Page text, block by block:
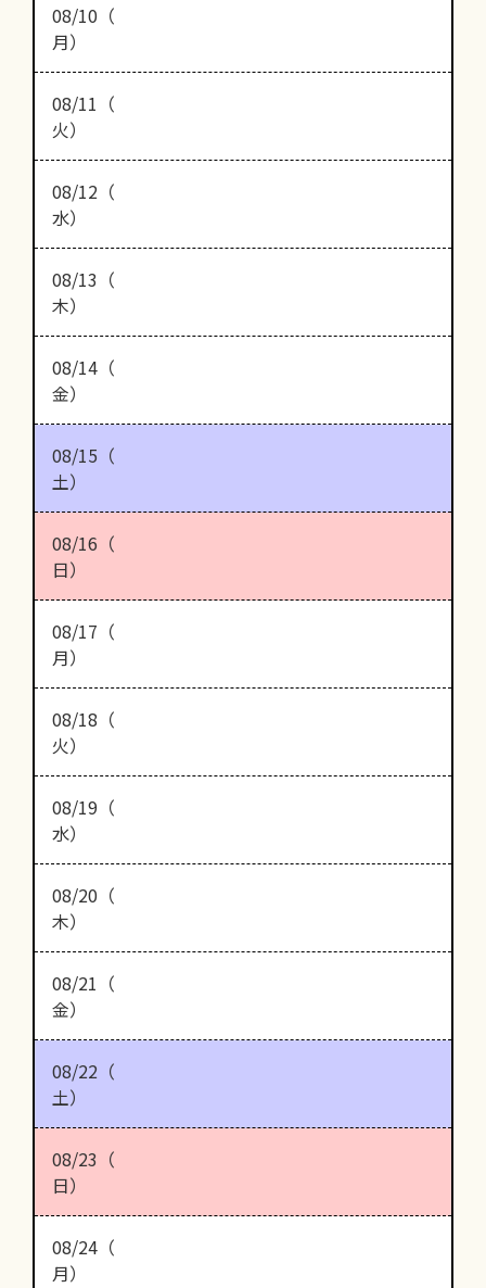
08/10（
月）
08/11（
火）
08/12（
水）
08/13（
木）
08/14（
金）
08/15（
土）
08/16（
日）
08/17（
月）
08/18（
火）
08/19（
水）
08/20（
木）
08/21（
金）
08/22（
土）
08/23（
日）
08/24（
月）